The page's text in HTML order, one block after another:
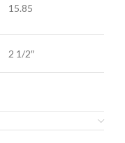
15.85
2 1/2″